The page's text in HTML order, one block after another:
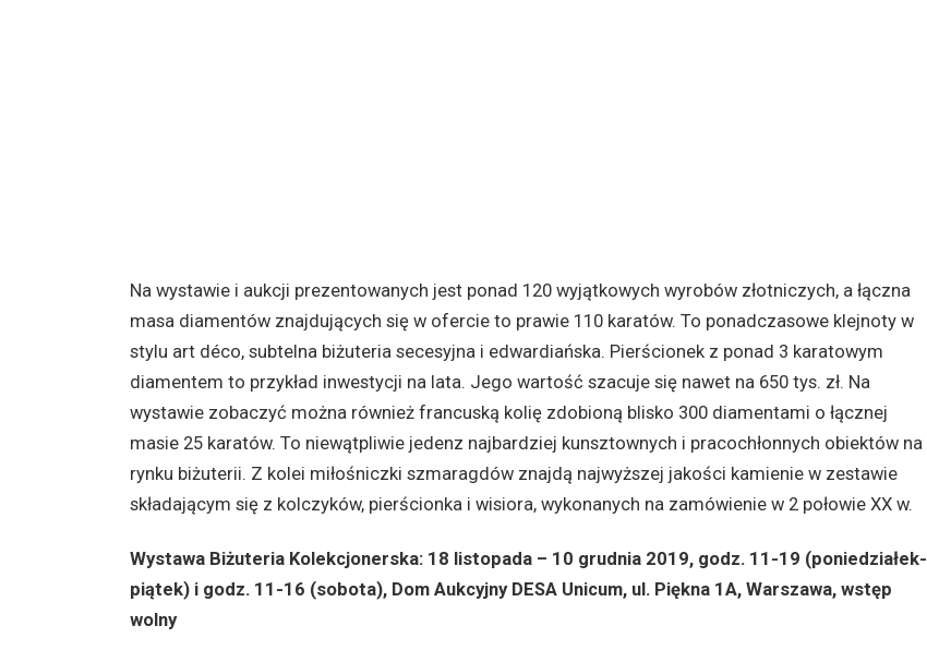
Na wystawie i aukcji prezentowanych jest ponad 120 wyjątkowych wyrobów złotniczych, a łączna
masa diamentów znajdujących się w ofercie to prawie 110 karatów. To ponadczasowe klejnoty w
stylu art déco, subtelna biżuteria secesyjna i edwardiańska. Pierścionek z ponad 3 karatowym
diamentem to przykład inwestycji na lata. Jego wartość szacuje się nawet na 650 tys. zł. Na
wystawie zobaczyć można również francuską kolię zdobioną blisko 300 diamentami o łącznej
masie 25 karatów. To niewątpliwie jedenz najbardziej kunsztownych i pracochłonnych obiektów na
rynku biżuterii. Z kolei miłośniczki szmaragdów znajdą najwyższej jakości kamienie w zestawie
składającym się z kolczyków, pierścionka i wisiora, wykonanych na zamówienie w 2 połowie XX w.
Wystawa Biżuteria Kolekcjonerska: 18 listopada – 10 grudnia 2019, godz. 11-19 (poniedziałek-
piątek) i godz. 11-16 (sobota), Dom Aukcyjny DESA Unicum, ul. Piękna 1A, Warszawa, wstęp
wolny